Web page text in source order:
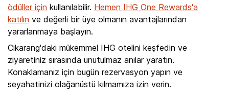
ödüller için kullanılabilir. Hemen IHG One Rewards'a
katılın ve değerli bir üye olmanın avantajlarından
yararlanmaya başlayın.
Cikarang'daki mükemmel IHG otelini keşfedin ve
ziyaretiniz sırasında unutulmaz anılar yaratın.
Konaklamanız için bugün rezervasyon yapın ve
seyahatinizi olağanüstü kılmamıza izin verin.